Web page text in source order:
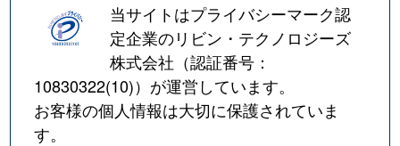
当サイトはプライバシーマーク認
定企業のリビン・テクノロジーズ
株式会社（認証番号：
10830322(10)）が運営しています。
お客様の個人情報は大切に保護されていま
す。